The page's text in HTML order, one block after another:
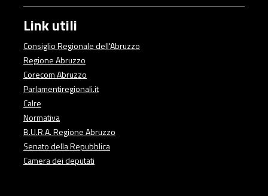
Link utili
Consiglio Regionale dell'Abruzzo
Regione Abruzzo
Corecom Abruzzo
Parlamentiregionali.it
Calre
Normativa
B.U.R.A. Regione Abruzzo
Senato della Repubblica
Camera dei deputati